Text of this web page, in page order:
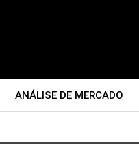
ANÁLISE DE MERCADO